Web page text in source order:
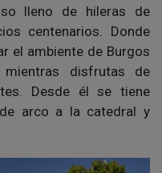
lleno de hileras de
centenarios. Donde
el ambiente de Burgos
disfrutas de
Desde él se tiene
arco a la catedral y